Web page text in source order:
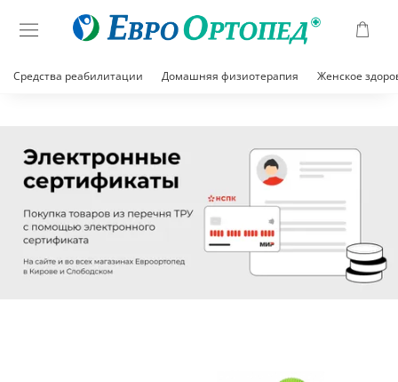
Средства реабилитации Домашняя физиотерапия Женское